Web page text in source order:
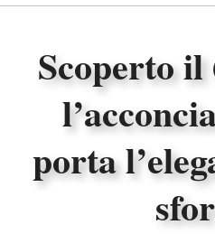
Scoperto
porta